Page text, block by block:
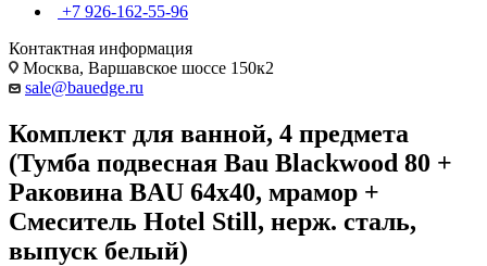
+7 926-162-55-96
Контактная информация
Москва, Варшавское шоссе 150к2
sale@bauedge.ru
Комплект для ванной, 4 предмета
(Тумба подвесная Bau Blackwood 80 +
Раковина BAU 64х40, мрамор +
Смеситель Hotel Still, нерж. сталь,
выпуск белый)